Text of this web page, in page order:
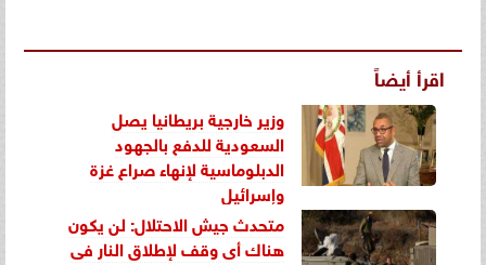
اقرأ أيضاً
وزير خارجية بريطانيا يصل
السعودية للدفع بالجهود
الدبلوماسية لإنهاء صراع غزة
وإسرائيل
متحدث جيش الاحتلال: لن يكون
هناك أى وقف لإطلاق النار فى